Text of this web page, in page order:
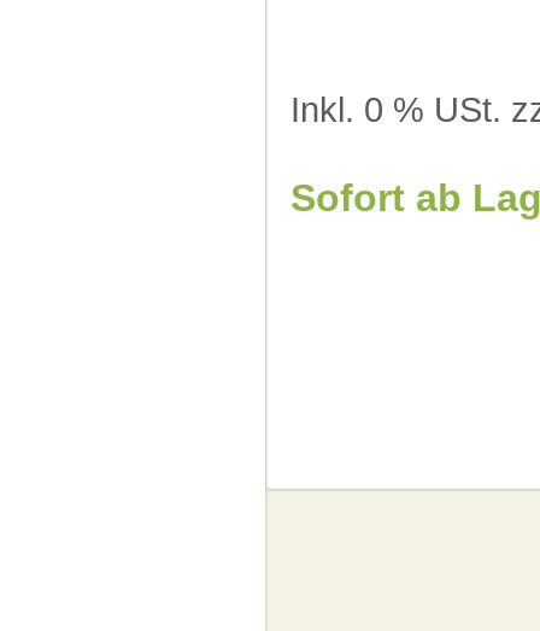
Inkl. 0 % USt.
Sofort ab